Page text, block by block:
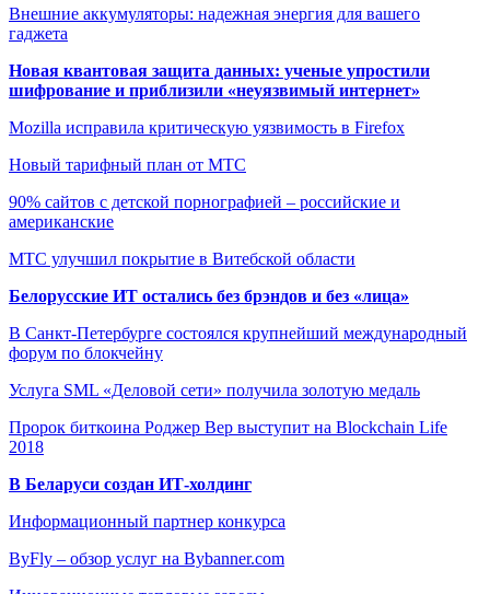
Внешние аккумуляторы: надежная энергия для вашего
гаджета
Новая квантовая защита данных: ученые упростили
шифрование и приблизили «неуязвимый интернет»
Mozilla исправила критическую уязвимость в Firefox
Новый тарифный план от МТС
90% сайтов с детской порнографией – российские и
американские
МТС улучшил покрытие в Витебской области
Белорусские ИТ остались без брэндов и без «лица»
В Санкт-Петербурге состоялся крупнейший международный
форум по блокчейну
Услуга SML «Деловой сети» получила золотую медаль
Пророк биткоина Роджер Вер выступит на Blockchain Life
2018
В Беларуси создан ИТ-холдинг
Информационный партнер конкурса
ByFly – обзор услуг на Bybanner.com